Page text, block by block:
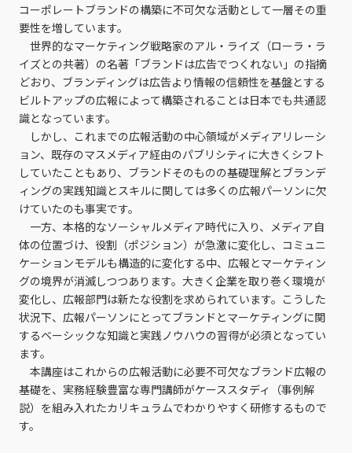
コーポレートブランドの構築に不可欠な活動として一層その重
要性を増しています。
世界的なマーケティング戦略家のアル・ライズ（ローラ・ラ
イズとの共著）の名著「ブランドは広告でつくれない」の指摘
どおり、ブランディングは広告より情報の信頼性を基盤とする
ビルトアップの広報によって構築されることは日本でも共通認
識となっています。
しかし、これまでの広報活動の中心領域がメディアリレーシ
ョン、既存のマスメディア経由のパブリシティに大きくシフト
していたこともあり、ブランドそのものの基礎理解とブランデ
ィングの実践知識とスキルに関しては多くの広報パーソンに欠
けていたのも事実です。
一方、本格的なソーシャルメディア時代に入り、メディア自
体の位置づけ、役割（ポジション）が急激に変化し、コミュニ
ケーションモデルも構造的に変化する中、広報とマーケティン
グの境界が消滅しつつあります。大きく企業を取り巻く環境が
変化し、広報部門は新たな役割を求められています。こうした
状況下、広報パーソンにとってブランドとマーケティングに関
するベーシックな知識と実践ノウハウの習得が必須となってい
ます。
本講座はこれからの広報活動に必要不可欠なブランド広報の
基礎を、実務経験豊富な専門講師がケーススタディ（事例解
説）を組み入れたカリキュラムでわかりやすく研修するもので
す。